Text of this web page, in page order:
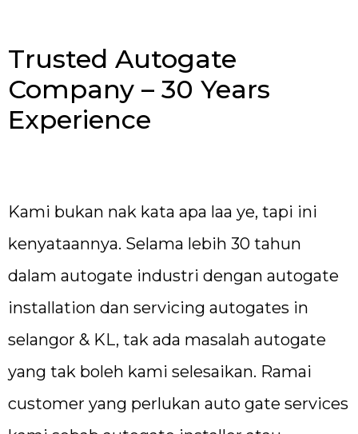
Trusted Autogate
Company – 30 Years
Experience
Kami bukan nak kata apa laa ye, tapi ini
kenyataannya. Selama lebih 30 tahun
dalam autogate industri dengan autogate
installation dan servicing autogates in
selangor & KL, tak ada masalah autogate
yang tak boleh kami selesaikan. Ramai
customer yang perlukan auto gate services